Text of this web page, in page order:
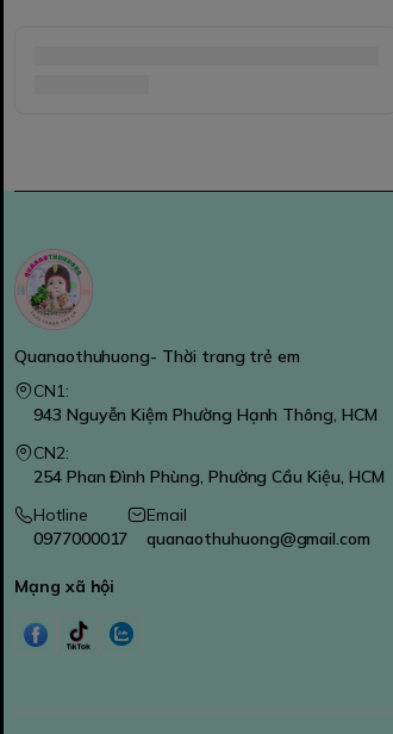
Quanaothuhuong- Thời trang trẻ em
CN1:
943 Nguyễn Kiệm Phường Hạnh Thông, HCM
CN2:
254 Phan Đình Phùng, Phường Cầu Kiệu, HCM
Hotline
0977000017
Email
quanaothuhuong@gmail.com
Mạng xã hội